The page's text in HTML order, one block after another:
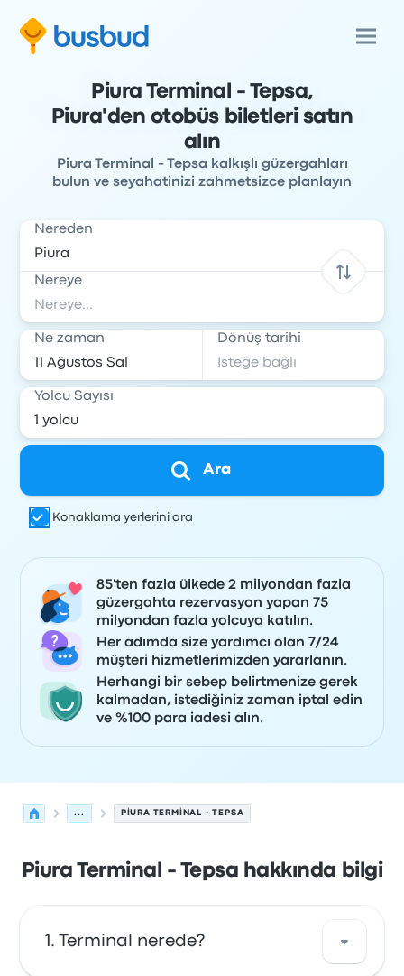
Piura Terminal - Tepsa,
Piura'den otobüs biletleri satın
alın
Piura Terminal - Tepsa kalkışlı güzergahları
bulun ve seyahatinizi zahmetsizce planlayın
Nereden
Nereye
Ne zaman Dönüş tarihi
Yolcu Sayısı
Ara
Konaklama yerlerini ara
85'ten fazla ülkede 2 milyondan fazla
güzergahta rezervasyon yapan 75
milyondan fazla yolcuya katılın.
Her adımda size yardımcı olan 7/24
müşteri hizmetlerimizden yararlanın.
Herhangi bir sebep belirtmenize gerek
kalmadan, istediğiniz zaman iptal edin
ve %100 para iadesi alın.
... PIURA TERMINAL - TEPSA
Piura Terminal - Tepsa hakkında bilgi
Terminal nerede?